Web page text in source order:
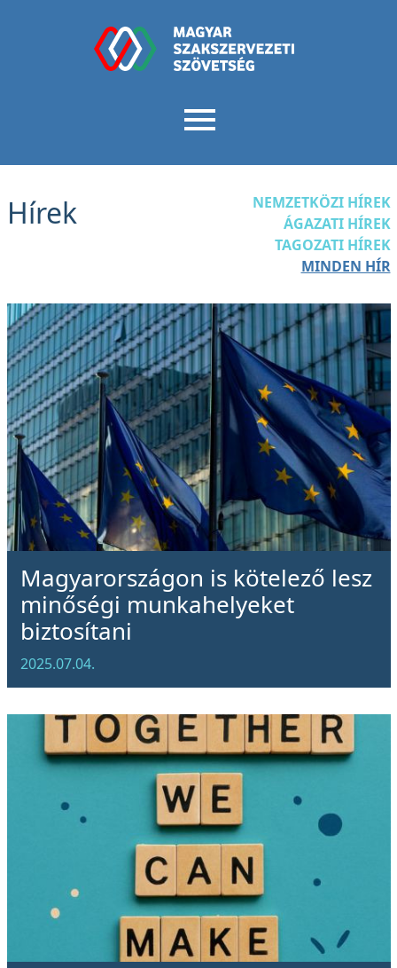
Hírek
NEMZETKÖZI HÍREK
ÁGAZATI HÍREK
TAGOZATI HÍREK
MINDEN HÍR
Magyarországon is kötelező lesz
minőségi munkahelyeket
biztosítani
2025.07.04.